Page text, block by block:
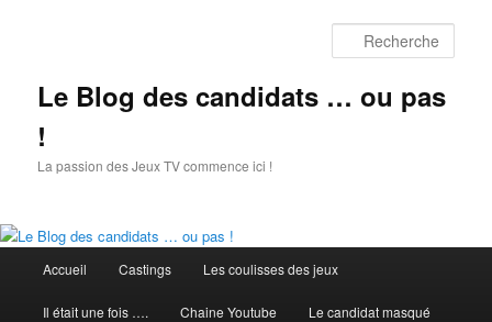
Le Blog des candidats … ou pas
!
La passion des Jeux TV commence ici !
principal
Accueil Castings Les coulisses des jeux
Il était une fois …. Chaine Youtube Le candidat masqué